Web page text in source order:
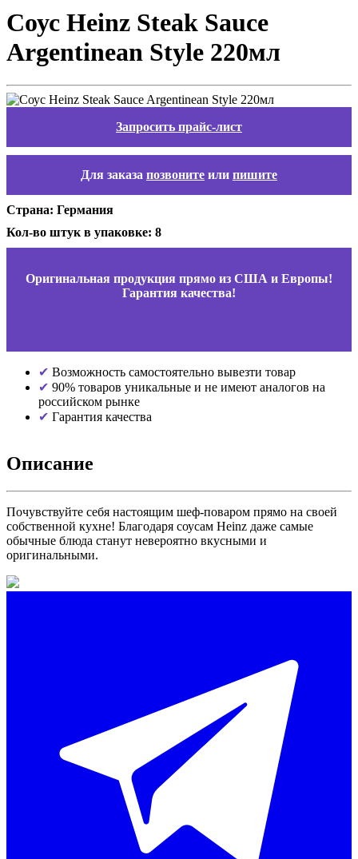
Соус Heinz Steak Sauce
Argentinean Style 220мл
Запросить прайс-лист
Для заказа позвоните или пишите
Страна: Германия
Кол-во штук в упаковке: 8
Оригинальная продукция прямо из США и Европы!
Гарантия качества!
Возможность самостоятельно вывезти товар
90% товаров уникальные и не имеют аналогов на
российском рынке
Гарантия качества
Описание
Почувствуйте себя настоящим шеф-поваром прямо на своей
собственной кухне! Благодаря соусам Heinz даже самые
обычные блюда станут невероятно вкусными и
оригинальными.